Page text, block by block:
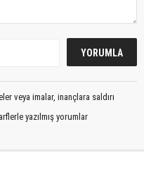
veya imalar, inançlara saldırı
yazılmış yorumlar